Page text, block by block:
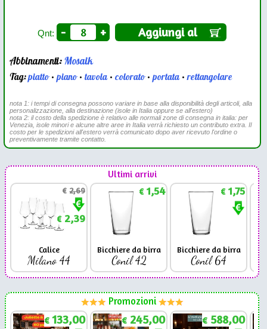
Qnt: - + Aggiungi al
Abbinamenti:Mosaik
Tag:piatto•piano•tavola•colorato•portata•rettangolare
nota 1: i tempi di consegna possono variare in base alla disponibilità degli articoli, alla
personalizzazione, alla destinazione (isole in Italia oppure se all'estero)
nota 2: il costo della spedizione è relativo alle normali zone di consegna in italia: per
Venezia, isole minori e alcune altre aree in Italia verrà richiesto un contributo extra. Il
costo per le spedizioni all'estero verrà comunicato dopo aver ricevuto l'ordine o
preventivamente tramite contatto.
Ultimi arrivi
€2,69
€2,39
Calice
Milano 44
€1,54
Bicchiere da birra
Conil 42
€1,75
Bicchiere da birra
Conil 64
Promozioni
€ 133,00 € 245,00 € 588,00